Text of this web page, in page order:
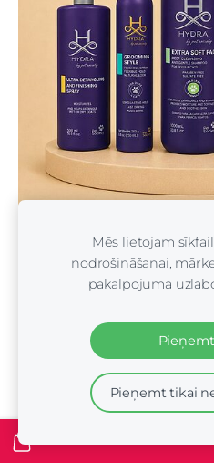
Hydra
Mēs lietojam
nodrošināšanai,
pakalpojuma
Pieņemt tikai